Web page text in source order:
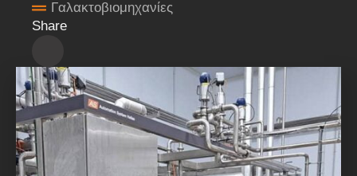
Γαλακτοβιομηχανίες
Share